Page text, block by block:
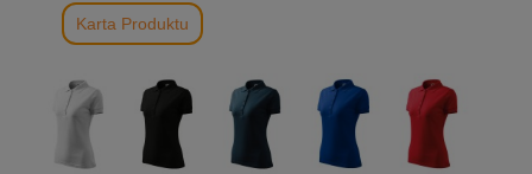
Karta Produktu